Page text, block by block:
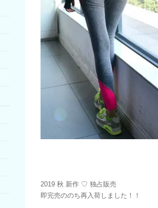
2019 秋 新作 ♡ 独占販売
即完売ののち再入荷しました！！